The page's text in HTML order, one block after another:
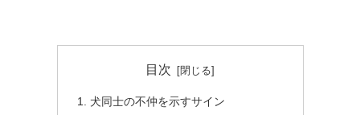
目次
犬同士の不仲を示すサイン